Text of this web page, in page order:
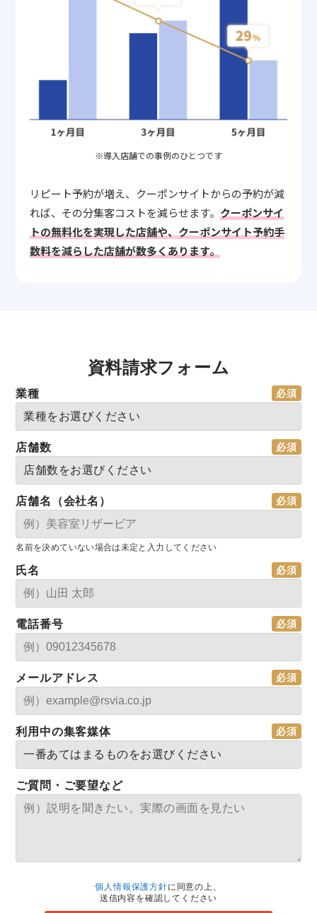
※導入店舗での事例のひとつです
リピート予約が増え、クーポンサイトからの予約が減
れば、その分集客コストを減らせます。 クーポンサイ
トの無料化を実現した店舗や、クーポンサイト予約手
数料を減らした店舗が数多くあります。
資料請求フォーム
業種
店舗数
店舗名（会社名）
名前を決めていない場合は未定と入力してください
氏名
電話番号
メールアドレス
利用中の集客媒体
ご質問・ご要望など
個人情報保護方針に同意の上、
送信内容を確認してください